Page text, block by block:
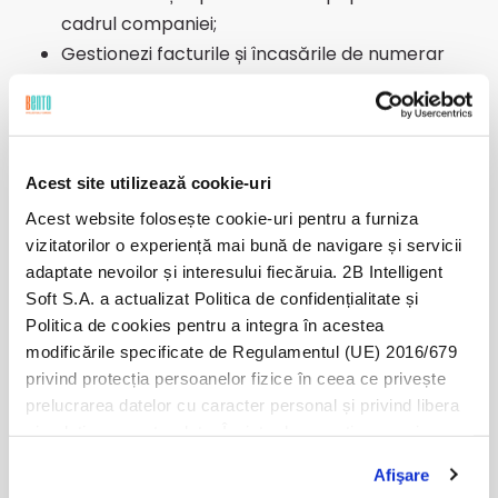
Acest site utilizează cookie-uri
Acest website folosește cookie-uri pentru a furniza
vizitatorilor o experiență mai bună de navigare și servicii
adaptate nevoilor și interesului fiecăruia. 2B Intelligent
Soft S.A. a actualizat Politica de confidențialitate și
Politica de cookies pentru a integra în acestea
modificările specificate de Regulamentul (UE) 2016/679
privind protecția persoanelor fizice în ceea ce privește
prelucrarea datelor cu caracter personal și privind libera
politici. Prin continuarea navigării pe website-ul nostru,
Afişare
cadrul companiei;
Gestionezi facturile și încasările de numerar
primite de la clienți interni sau externi în funcție
de nevoile departamentelor financiare și
contabile;
Gestionezi furnizorii de servicii administrative
curățenie etc.);
Asigurari protocolul necesar pentru
întâlniri/evenimente interne în cadrul
companiei (finger food, cafea, apă, comenzi
pentru prânz);
Oferi suport specializat pentru shared services, cum
ar fi activitățile de HR, FINANCIAR, MARCOM, ACHIZIȚII